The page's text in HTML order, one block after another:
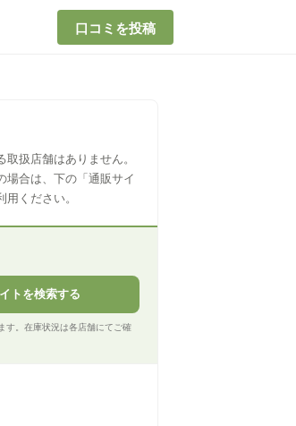
口コミを投稿
扱店舗はありません。
場合は、下の「通販サイ
用ください。
トを検索する
す。在庫状況は各店舗にてご確